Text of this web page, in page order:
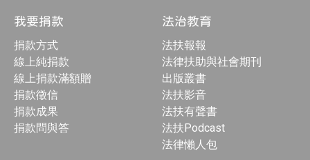
我要捐款
捐款方式
線上純捐款
線上捐款滿額贈
捐款徵信
捐款成果
捐款問與答
法治教育
法扶報報
法律扶助與社會期刊
出版叢書
法扶影音
法扶有聲書
法扶Podcast
法律懶人包